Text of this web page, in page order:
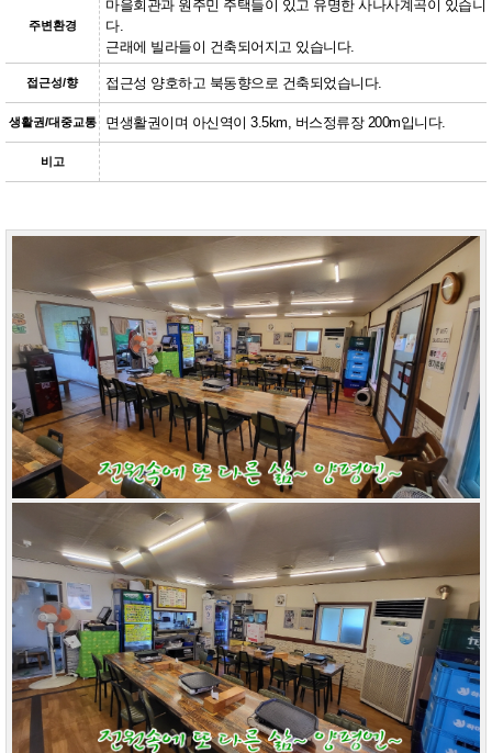
주변환경
마을회관과 원주민 주택들이 있고 유명한 사나사계곡이 있습니
다.
근래에 빌라들이 건축되어지고 있습니다.
접근성/향 접근성 양호하고 북동향으로 건축되었습니다.
생활권/대중교통 면생활권이며 아신역이 3.5km, 버스정류장 200m입니다.
비고